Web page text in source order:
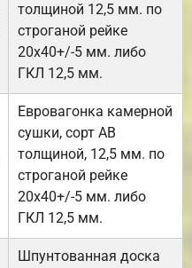
толщиной 12,5 мм. по
строганой рейке
20х40+/-5 мм. либо
ГКЛ 12,5 мм.
Евровагонка камерной
сушки, сорт АВ
толщиной, 12,5 мм. по
строганой рейке
20х40+/-5 мм. либо
ГКЛ 12,5 мм.
Шпунтованная доска